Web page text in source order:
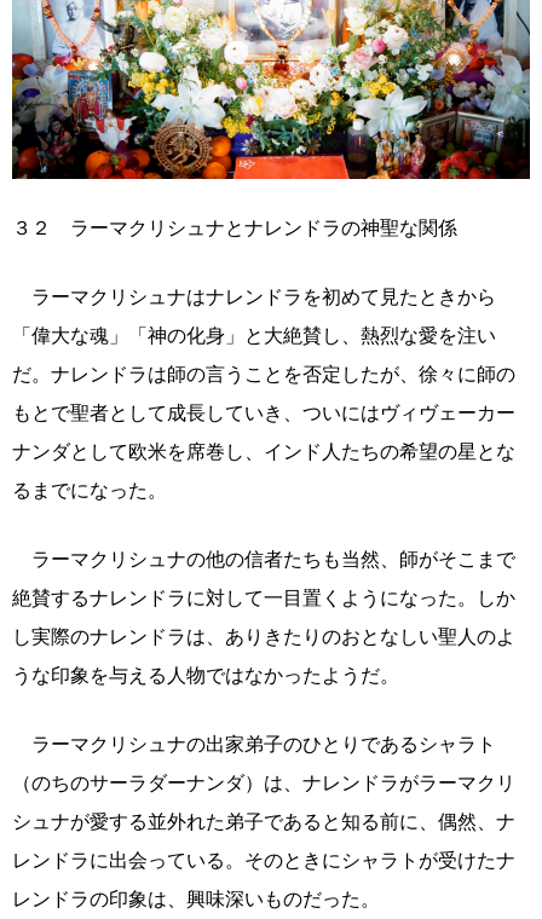
３２ ラーマクリシュナとナレンドラの神聖な関係
ラーマクリシュナはナレンドラを初めて見たときから
「偉大な魂」「神の化身」と大絶賛し、熱烈な愛を注い
だ。ナレンドラは師の言うことを否定したが、徐々に師の
もとで聖者として成長していき、ついにはヴィヴェーカー
ナンダとして欧米を席巻し、インド人たちの希望の星とな
るまでになった。
ラーマクリシュナの他の信者たちも当然、師がそこまで
絶賛するナレンドラに対して一目置くようになった。しか
し実際のナレンドラは、ありきたりのおとなしい聖人のよ
うな印象を与える人物ではなかったようだ。
ラーマクリシュナの出家弟子のひとりであるシャラト
（のちのサーラダーナンダ）は、ナレンドラがラーマクリ
シュナが愛する並外れた弟子であると知る前に、偶然、ナ
レンドラに出会っている。そのときにシャラトが受けたナ
レンドラの印象は、興味深いものだった。